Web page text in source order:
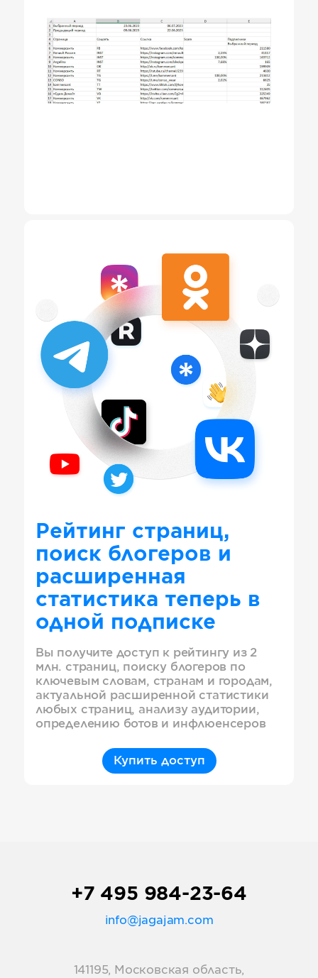
Рейтинг страниц,
поиск блогеров и
расширенная
статистика теперь в
одной подписке
Вы получите доступ к рейтингу из 2
млн. страниц, поиску блогеров по
ключевым словам, странам и городам,
актуальной расширенной статистики
любых страниц, анализу аудитории,
определению ботов и инфлюенсеров
Купить доступ
+7 495 984-23-64
info@jagajam.com
141195, Московская область,